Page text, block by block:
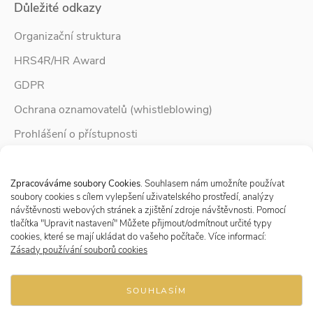
Zpracováváme soubory Cookies. Souhlasem nám umožníte používat
soubory cookies s cílem vylepšení uživatelského prostředí, analýzy
návštěvnosti webových stránek a zjištění zdroje návštěvnosti. Pomocí
tlačítka "Upravit nastavení" Můžete přijmout/odmítnout určité typy
cookies, které se mají ukládat do vašeho počítače. Více informací:
Zásady používání souborů cookies
SOUHLASÍM
Důležité odkazy
Organizační struktura
HRS4R/HR Award
GDPR
Ochrana oznamovatelů (whistleblowing)
Prohlášení o přístupnosti
Zpravodaj Rodina
Sledujte nás